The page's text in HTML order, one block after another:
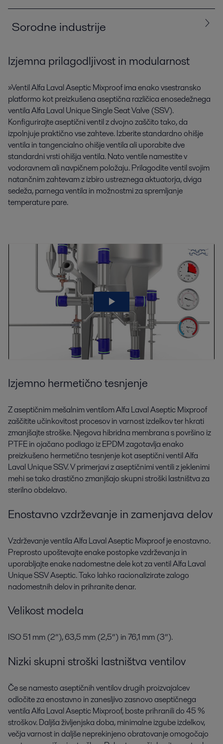
Ekskluzivna zaloga
Vedno razpoložljiva zaloga nadomestnih delov je strateška storitev, ki
zagotavlja, da je vaš kritični nadomestni del vedno na pravem mestu in
ob pravem času.
Izobraževanje
Naše učinkovito usposabljanje vam bo omogočilo globlje razumevanje
uporabe in vzdrževanja sistemov Alfa Laval.
Montaža
Varna in pravilna namestitev vaše opreme zagotavlja dobro delovanje in
vzdrževanje skozi celotno življenjsko dobo, kar vam prihrani čas in denar.
Oddaljena podpora
Kadarkoli se pojavi vprašanje v zvezi z izdelkom ali storitvijo, se bomo
Sorodne industrije
Vse Hrana, mlečni izdelki in pijača
Predelava mlečnih izdelkov
Naše stalno poslanstvo je zagotoviti higienske pogoje in izboljšati
Predelava pijač
vam lahko pomaga pri tem.
Prehrambni izdelki morajo zadovoljevati pričakovanja potrošnikov. S
strank – seveda s pravim okusom in teksturo.
Izjemna prilagodljivost in modularnost
»Ventil Alfa Laval Aseptic Mixproof ima enako vsestransko
platformo kot preizkušena aseptična različica enosedežnega
ventila Alfa Laval Unique Single Seat Valve (SSV).
Konfigurirajte aseptični ventil z dvojno zaščito tako, da
izpolnjuje praktično vse zahteve. Izberite standardno ohišje
ventila in tangencialno ohišje ventila ali uporabite dve
standardni vrsti ohišja ventila. Nato ventile namestite v
vodoravnem ali navpičnem položaju. Prilagodite ventil svojim
natančnim zahtevam z izbiro ustreznega aktuatorja, dviga
sedeža, parnega ventila in možnostmi za spremljanje
temperature pare.
Izjemno hermetično tesnjenje
Z aseptičnim mešalnim ventilom Alfa Laval Aseptic Mixproof
zaščitite učinkovitost procesov in varnost izdelkov ter hkrati
zmanjšajte stroške. Njegova hibridna membrana s površino iz
PTFE in ojačano podlago iz EPDM zagotavlja enako
preizkušeno hermetično tesnjenje kot aseptični ventil Alfa
Laval Unique SSV. V primerjavi z aseptičnimi ventili z jeklenimi
mehi se tako drastično zmanjšajo skupni stroški lastništva za
sterilno obdelavo.
Enostavno vzdrževanje in zamenjava delov
Vzdrževanje ventila Alfa Laval Aseptic Mixproof je enostavno.
Preprosto upoštevajte enake postopke vzdrževanja in
uporabljajte enake nadomestne dele kot za ventil Alfa Laval
Unique SSV Aseptic. Tako lahko racionalizirate zalogo
nadomestnih delov in prihranite denar.
Velikost modela
ISO 51 mm (2”), 63,5 mm (2,5”) in 76,1 mm (3”).
Nizki skupni stroški lastništva ventilov
Če se namesto aseptičnih ventilov drugih proizvajalcev
odločite za enostavno in zanesljivo zasnovo aseptičnega
ventila Alfa Laval Aseptic Mixproof, boste prihranili do 45 %
stroškov. Daljša življenjska doba, minimalne izgube izdelkov,
večja varnost in daljše neprekinjeno obratovanje omogočajo